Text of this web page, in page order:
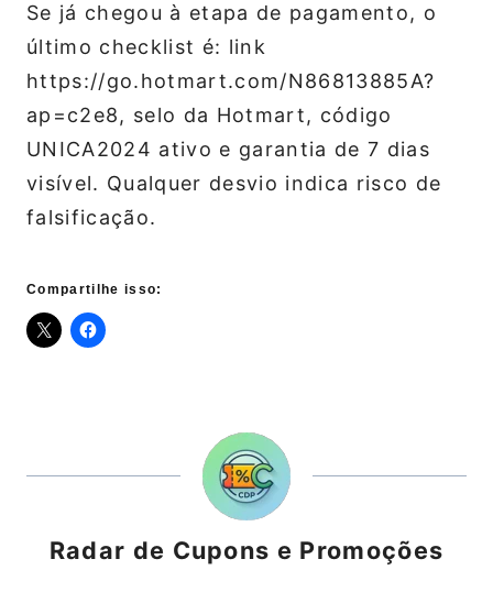
Se já chegou à etapa de pagamento, o
último checklist é: link
https://go.hotmart.com/N86813885A?
ap=c2e8, selo da Hotmart, código
UNICA2024 ativo e garantia de 7 dias
visível. Qualquer desvio indica risco de
falsificação.
Compartilhe isso:
Radar de Cupons e Promoções